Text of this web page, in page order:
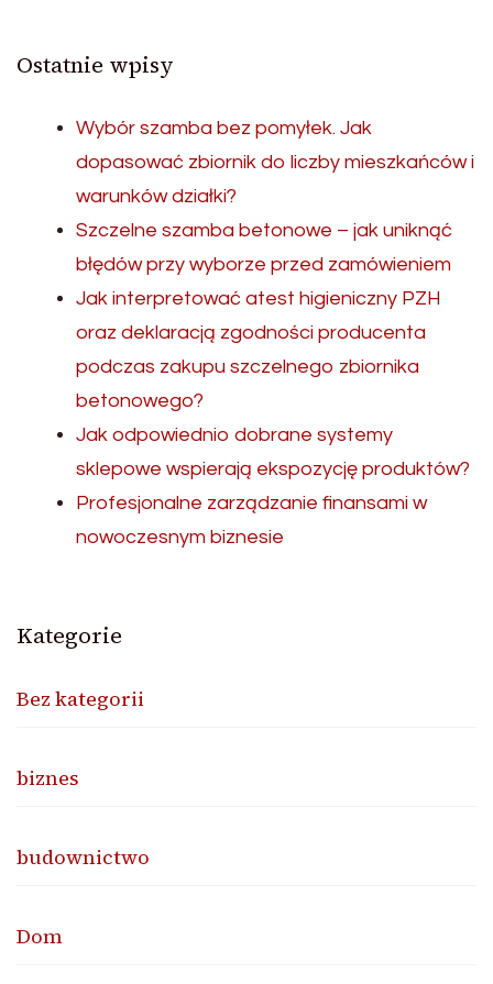
Ostatnie wpisy
Wybór szamba bez pomyłek. Jak
dopasować zbiornik do liczby mieszkańców i
warunków działki?
Szczelne szamba betonowe – jak uniknąć
błędów przy wyborze przed zamówieniem
Jak interpretować atest higieniczny PZH
oraz deklaracją zgodności producenta
podczas zakupu szczelnego zbiornika
betonowego?
Jak odpowiednio dobrane systemy
sklepowe wspierają ekspozycję produktów?
Profesjonalne zarządzanie finansami w
nowoczesnym biznesie
Kategorie
Bez kategorii
biznes
budownictwo
Dom